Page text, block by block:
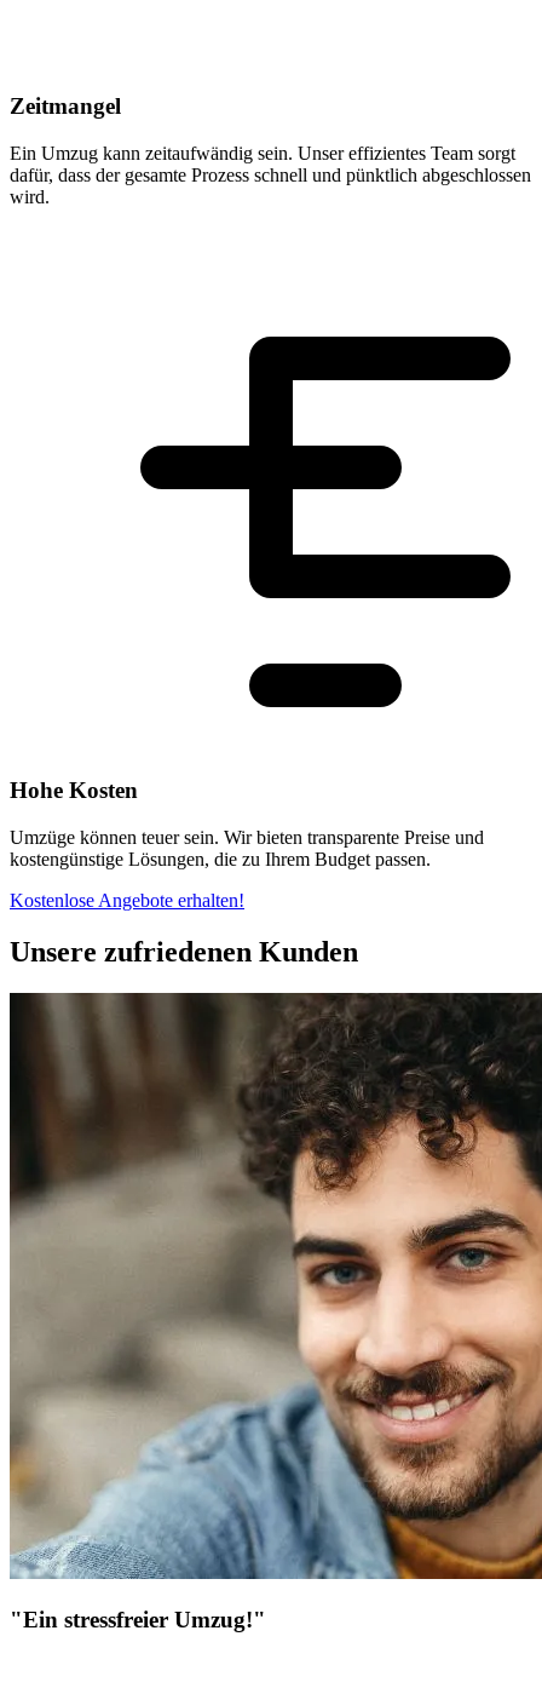
Zeitmangel
Ein Umzug kann zeitaufwändig sein. Unser effizientes Team sorgt
dafür, dass der gesamte Prozess schnell und pünktlich abgeschlossen
wird.
Hohe Kosten
Umzüge können teuer sein. Wir bieten transparente Preise und
kostengünstige Lösungen, die zu Ihrem Budget passen.
Kostenlose Angebote erhalten!
Unsere zufriedenen Kunden
"Ein stressfreier Umzug!"